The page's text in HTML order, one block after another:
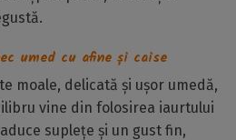
umed cu afine și caise
moale, delicată și ușor umedă,
vine din folosirea iaurtului
suplețe și un gust fin,